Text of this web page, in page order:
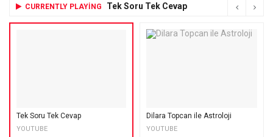
CURRENTLY PLAYING Tek Soru Tek Cevap
Tek Soru Tek Cevap
YOUTUBE
Dilara Topcan ile Astroloji
YOUTUBE